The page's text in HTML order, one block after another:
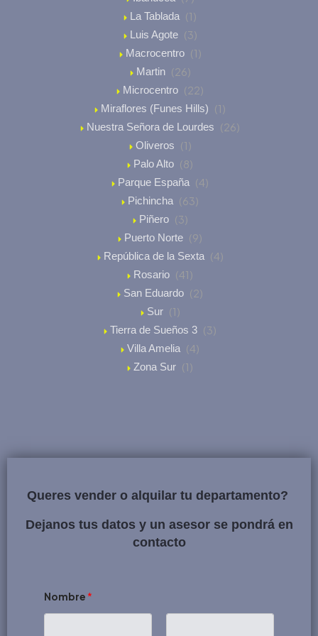
La Tablada (1)
Luis Agote (3)
Macrocentro (1)
Martin (26)
Microcentro (22)
Miraflores (Funes Hills) (1)
Nuestra Señora de Lourdes (26)
Oliveros (1)
Palo Alto (8)
Parque España (4)
Pichincha (63)
Piñero (3)
Puerto Norte (9)
República de la Sexta (4)
Rosario (41)
San Eduardo (2)
Sur (1)
Tierra de Sueños 3 (3)
Villa Amelia (4)
Zona Sur (1)
Queres vender o alquilar tu departamento?
Dejanos tus datos y un asesor se pondrá en
contacto
Nombre *